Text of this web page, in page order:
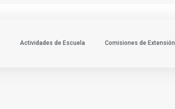
Actividades de Escuela Comisiones de Extensión